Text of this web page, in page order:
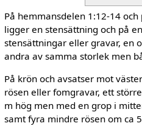
På hemmansdelen 1:12-14
ligger en stensättning och på
stensättningar eller gra­var, en
andra av samma storlek men
På krön och avsatser mot
rösen eller fomgravar, ett
m hög men med en grop i
samt fyra mindre rösen om ca